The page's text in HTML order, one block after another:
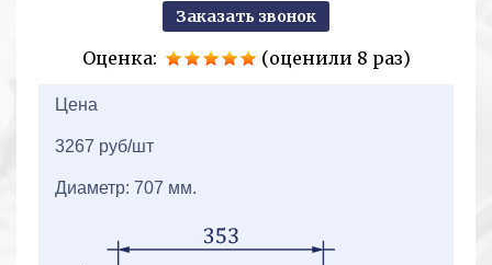
Заказать звонок
Оценка:
(оценили 8 раз)
Цена
3267 руб/шт
Диаметр: 707 мм.